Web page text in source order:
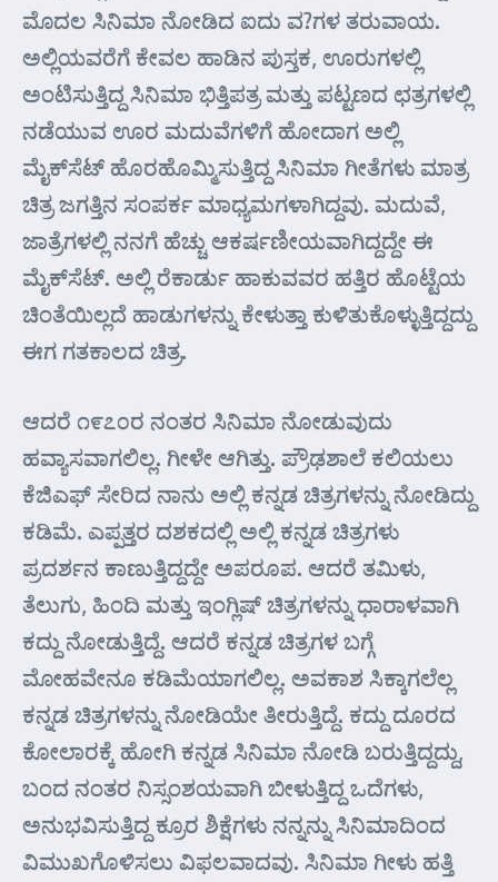
ಮೊದಲ ಸಿನಿಮಾ ನೋಡಿದ ಐದು ವ?ಗಳ ತರುವಾಯ.
ಅಲ್ಲಿಯವರೆಗೆ ಕೇವಲ ಹಾಡಿನ ಪುಸ್ತಕ, ಊರುಗಳಲ್ಲಿ
ಅಂಟಿಸುತ್ತಿದ್ದ ಸಿನಿಮಾ ಭಿತ್ತಿಪತ್ರ ಮತ್ತು ಪಟ್ಟಣದ ಛತ್ರಗಳಲ್ಲಿ
ನಡೆಯುವ ಊರ ಮದುವೆಗಳಿಗೆ ಹೋದಾಗ ಅಲ್ಲಿ
ಮೈಕ್‌ಸೆಟ್ ಹೊರಹೊಮ್ಮಿಸುತ್ತಿದ್ದ ಸಿನಿಮಾ ಗೀತೆಗಳು ಮಾತ್ರ
ಚಿತ್ರ ಜಗತ್ತಿನ ಸಂಪರ್ಕ ಮಾಧ್ಯಮಗಳಾಗಿದ್ದವು. ಮದುವೆ,
ಜಾತ್ರೆಗಳಲ್ಲಿ ನನಗೆ ಹೆಚ್ಚು ಆಕರ್ಷಣೀಯವಾಗಿದ್ದದ್ದೇ ಈ
ಮೈಕ್‌ಸೆಟ್. ಅಲ್ಲಿ ರೆಕಾರ್ಡು ಹಾಕುವವರ ಹತ್ತಿರ ಹೊಟ್ಟೆಯ
ಚಿಂತೆಯಿಲ್ಲದೆ ಹಾಡುಗಳನ್ನು ಕೇಳುತ್ತಾ ಕುಳಿತುಕೊಳ್ಳುತ್ತಿದ್ದದ್ದು
ಈಗ ಗತಕಾಲದ ಚಿತ್ರ.
ಆದರೆ ೧೯೭೦ರ ನಂತರ ಸಿನಿಮಾ ನೋಡುವುದು
ಹವ್ಯಾಸವಾಗಲಿಲ್ಲ. ಗೀಳೇ ಆಗಿತ್ತು. ಪ್ರೌಢಶಾಲೆ ಕಲಿಯಲು
ಕೆಜಿ‌ಎಫ್ ಸೇರಿದ ನಾನು ಅಲ್ಲಿ ಕನ್ನಡ ಚಿತ್ರಗಳನ್ನು ನೋಡಿದ್ದು
ಕಡಿಮೆ. ಎಪ್ಪತ್ತರ ದಶಕದಲ್ಲಿ ಅಲ್ಲಿ ಕನ್ನಡ ಚಿತ್ರಗಳು
ಪ್ರದರ್ಶನ ಕಾಣುತ್ತಿದ್ದದ್ದೇ ಅಪರೂಪ. ಆದರೆ ತಮಿಳು,
ತೆಲುಗು, ಹಿಂದಿ ಮತ್ತು ಇಂಗ್ಲಿಷ್ ಚಿತ್ರಗಳನ್ನು ಧಾರಾಳವಾಗಿ
ಕದ್ದು ನೋಡುತ್ತಿದ್ದೆ. ಆದರೆ ಕನ್ನಡ ಚಿತ್ರಗಳ ಬಗ್ಗೆ
ಮೋಹವೇನೂ ಕಡಿಮೆಯಾಗಲಿಲ್ಲ. ಅವಕಾಶ ಸಿಕ್ಕಾಗಲೆಲ್ಲ
ಕನ್ನಡ ಚಿತ್ರಗಳನ್ನು ನೋಡಿಯೇ ತೀರುತ್ತಿದ್ದೆ. ಕದ್ದು ದೂರದ
ಕೋಲಾರಕ್ಕೆ ಹೋಗಿ ಕನ್ನಡ ಸಿನಿಮಾ ನೋಡಿ ಬರುತ್ತಿದ್ದದ್ದು,
ಬಂದ ನಂತರ ನಿಸ್ಸಂಶಯವಾಗಿ ಬೀಳುತ್ತಿದ್ದ ಒದೆಗಳು,
ಅನುಭವಿಸುತ್ತಿದ್ದ ಕ್ರೂರ ಶಿಕ್ಷೆಗಳು ನನ್ನನ್ನು ಸಿನಿಮಾದಿಂದ
ವಿಮುಖಗೊಳಿಸಲು ವಿಫಲವಾದವು. ಸಿನಿಮಾ ಗೀಳು ಹತ್ತಿ